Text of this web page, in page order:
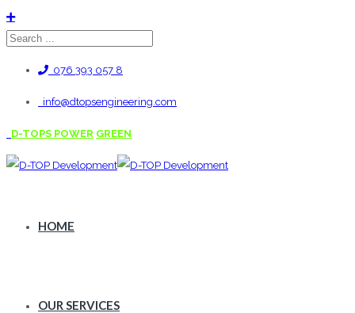
076 393 057 8
info@dtopsengineering.com
D-TOPS POWER GREEN
HOME
OUR SERVICES